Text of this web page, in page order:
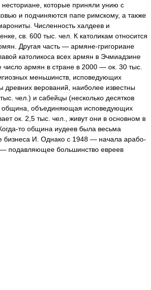
которые приняли унию с
и подчиняются папе римскому, а также
Численность халдеев и
св. 600 тыс. чел. К католикам относится
Другая часть — армяне-григориане
католикоса всех армян в Эчмиадзине
армян в стране в 2000 — ок. 30 тыс.
меньшинств, исповедующих
древних верований, наиболее известны
чел.) и сабейцы (несколько десятков
община, объединяющая исповедующих
ок. 2,5 тыс. чел., живут они в основном в
то община иудеев была весьма
бизнеса И. Однако с 1948 — начала арабо-
— подавляющее большинство евреев